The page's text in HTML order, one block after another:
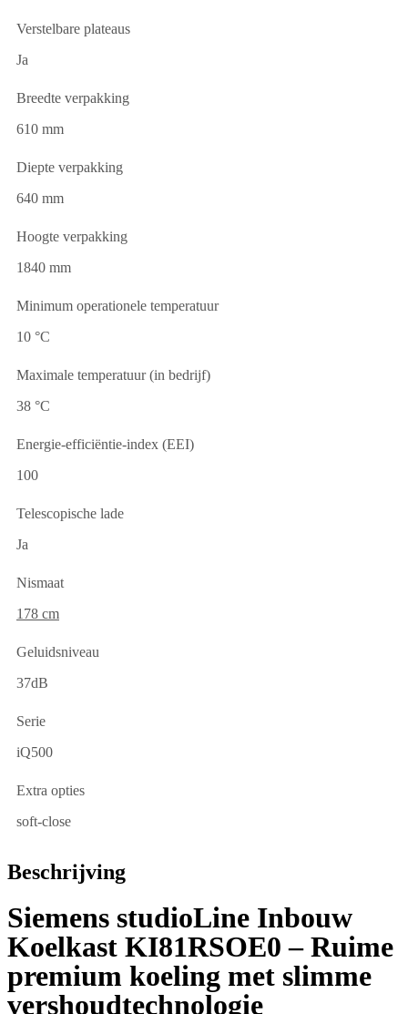
Verstelbare plateaus
Ja
Breedte verpakking
610 mm
Diepte verpakking
640 mm
Hoogte verpakking
1840 mm
Minimum operationele temperatuur
10 °C
Maximale temperatuur (in bedrijf)
38 °C
Energie-efficiëntie-index (EEI)
100
Telescopische lade
Ja
Nismaat
178 cm
Geluidsniveau
37dB
Serie
iQ500
Extra opties
soft-close
Beschrijving
Siemens studioLine Inbouw
Koelkast KI81RSOE0 – Ruime
premium koeling met slimme
vershoudtechnologie